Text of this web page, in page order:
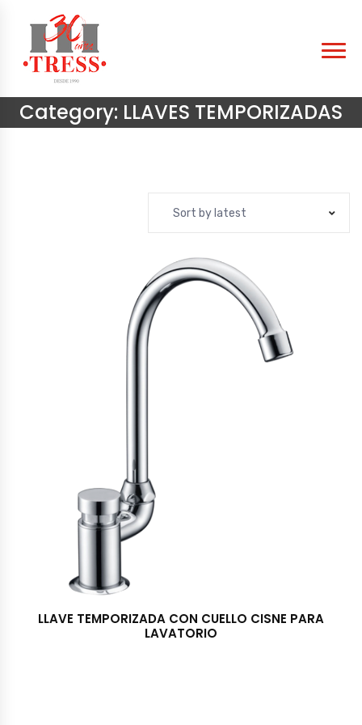
Category: LLAVES TEMPORIZADAS
Sort by latest
LLAVE TEMPORIZADA CON CUELLO CISNE PARA
LAVATORIO